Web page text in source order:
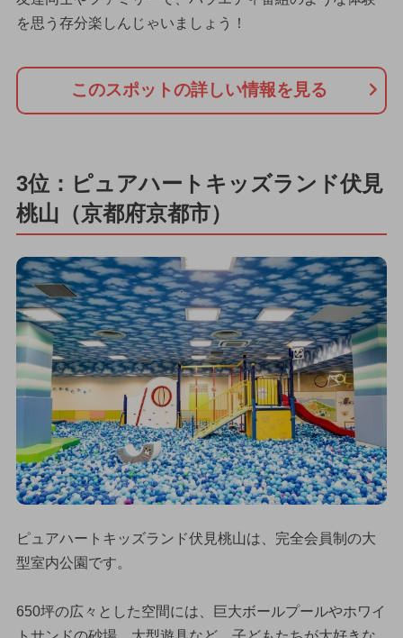
を思う存分楽しんじゃいましょう！
このスポットの詳しい情報を見る
3位：ピュアハートキッズランド伏見
桃山（京都府京都市）
ピュアハートキッズランド伏見桃山は、完全会員制の大
型室内公園です。
650坪の広々とした空間には、巨大ボールプールやホワイ